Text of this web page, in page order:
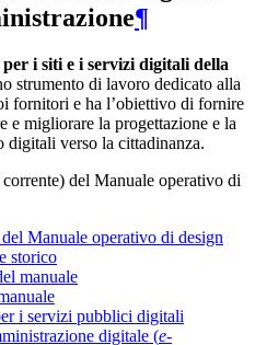
¶
i siti e i servizi digitali della
strumento di lavoro dedicato alla
fornitori e ha l’obiettivo di fornire
e migliorare la progettazione e la
digitali verso la cittadinanza.
del Manuale operativo di
Manuale operativo di design
storico
manuale
i servizi pubblici digitali
digitale (e-